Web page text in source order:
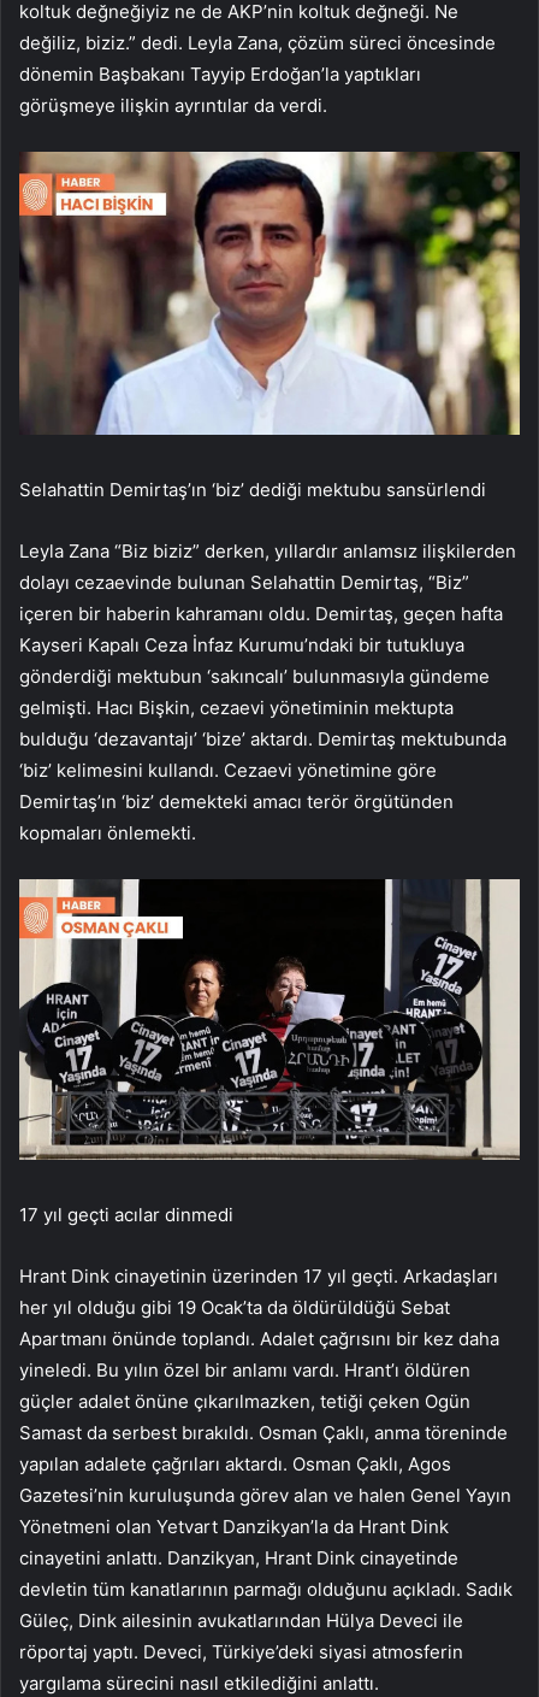
koltuk değneğiyiz ne de AKP’nin koltuk değneği. Ne
değiliz, biziz.” dedi. Leyla Zana, çözüm süreci öncesinde
dönemin Başbakanı Tayyip Erdoğan’la yaptıkları
görüşmeye ilişkin ayrıntılar da verdi.
Selahattin Demirtaş’ın ‘biz’ dediği mektubu sansürlendi
Leyla Zana “Biz biziz” derken, yıllardır anlamsız ilişkilerden
dolayı cezaevinde bulunan Selahattin Demirtaş, “Biz”
içeren bir haberin kahramanı oldu. Demirtaş, geçen hafta
Kayseri Kapalı Ceza İnfaz Kurumu’ndaki bir tutukluya
gönderdiği mektubun ‘sakıncalı’ bulunmasıyla gündeme
gelmişti. Hacı Bişkin, cezaevi yönetiminin mektupta
bulduğu ‘dezavantajı’ ‘bize’ aktardı. Demirtaş mektubunda
‘biz’ kelimesini kullandı. Cezaevi yönetimine göre
Demirtaş’ın ‘biz’ demekteki amacı terör örgütünden
kopmaları önlemekti.
17 yıl geçti acılar dinmedi
Hrant Dink cinayetinin üzerinden 17 yıl geçti. Arkadaşları
her yıl olduğu gibi 19 Ocak’ta da öldürüldüğü Sebat
Apartmanı önünde toplandı. Adalet çağrısını bir kez daha
yineledi. Bu yılın özel bir anlamı vardı. Hrant’ı öldüren
güçler adalet önüne çıkarılmazken, tetiği çeken Ogün
Samast da serbest bırakıldı. Osman Çaklı, anma töreninde
yapılan adalete çağrıları aktardı. Osman Çaklı, Agos
Gazetesi’nin kuruluşunda görev alan ve halen Genel Yayın
Yönetmeni olan Yetvart Danzikyan’la da Hrant Dink
cinayetini anlattı. Danzikyan, Hrant Dink cinayetinde
devletin tüm kanatlarının parmağı olduğunu açıkladı. Sadık
Güleç, Dink ailesinin avukatlarından Hülya Deveci ile
röportaj yaptı. Deveci, Türkiye’deki siyasi atmosferin
yargılama sürecini nasıl etkilediğini anlattı.